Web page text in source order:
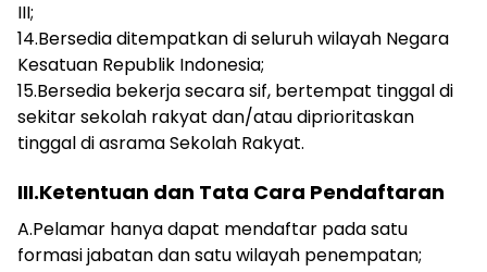
III;
14.Bersedia ditempatkan di seluruh wilayah Negara
Kesatuan Republik Indonesia;
15.Bersedia bekerja secara sif, bertempat tinggal di
sekitar sekolah rakyat dan/atau diprioritaskan
tinggal di asrama Sekolah Rakyat.
III.Ketentuan dan Tata Cara Pendaftaran
A.Pelamar hanya dapat mendaftar pada satu
formasi jabatan dan satu wilayah penempatan;